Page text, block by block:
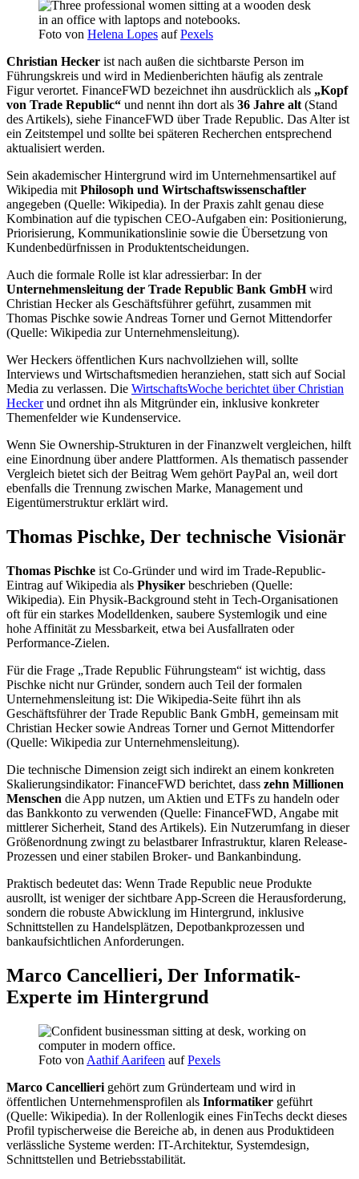
Foto von Helena Lopes aufPexels
Christian Hecker ist nach außen die sichtbarste Person im
Führungskreis und wird in Medienberichten häufig als zentrale
Figur verortet. FinanceFWD bezeichnet ihn ausdrücklich als „Kopf
von Trade Republic“ und nennt ihn dort als 36 Jahre alt(Stand
des Artikels), siehe FinanceFWD über Trade Republic. Das Alter ist
ein Zeitstempel und sollte bei späteren Recherchen entsprechend
aktualisiert werden.
Sein akademischer Hintergrund wird im Unternehmensartikel auf
Wikipedia mitPhilosoph und Wirtschaftswissenschaftler
angegeben (Quelle: Wikipedia). In der Praxis zahlt genau diese
Kombination auf die typischen CEO-Aufgaben ein: Positionierung,
Priorisierung, Kommunikationslinie sowie die Übersetzung von
Kundenbedürfnissen in Produktentscheidungen.
Auch die formale Rolle ist klar adressierbar: In der
Unternehmensleitung der Trade Republic Bank GmbHwird
Christian Hecker als Geschäftsführer geführt, zusammen mit
Thomas Pischke sowie Andreas Torner und Gernot Mittendorfer
(Quelle: Wikipedia zur Unternehmensleitung).
Wer Heckers öffentlichen Kurs nachvollziehen will, sollte
Interviews und Wirtschaftsmedien heranziehen, statt sich auf Social
Media zu verlassen. Die WirtschaftsWoche berichtet über Christian
Heckerund ordnet ihn als Mitgründer ein, inklusive konkreter
Themenfelder wie Kundenservice.
Wenn Sie Ownership-Strukturen in der Finanzwelt vergleichen, hilft
eine Einordnung über andere Plattformen. Als thematisch passender
Vergleich bietet sich der Beitrag Wem gehört PayPal an, weil dort
ebenfalls die Trennung zwischen Marke, Management und
Eigentümerstruktur erklärt wird.
Thomas Pischke, Der technische Visionär
Thomas Pischke ist Co-Gründer und wird im Trade-Republic-
Eintrag auf Wikipedia als Physiker beschrieben (Quelle:
Wikipedia). Ein Physik-Background steht in Tech-Organisationen
oft für ein starkes Modelldenken, saubere Systemlogik und eine
hohe Affinität zu Messbarkeit, etwa bei Ausfallraten oder
Performance-Zielen.
Für die Frage „Trade Republic Führungsteam“ ist wichtig, dass
Pischke nicht nur Gründer, sondern auch Teil der formalen
Unternehmensleitung ist: Die Wikipedia-Seite führt ihn als
Geschäftsführer der Trade Republic Bank GmbH, gemeinsam mit
Christian Hecker sowie Andreas Torner und Gernot Mittendorfer
(Quelle: Wikipedia zur Unternehmensleitung).
Die technische Dimension zeigt sich indirekt an einem konkreten
Skalierungsindikator: FinanceFWD berichtet, dass zehn Millionen
Menschen die App nutzen, um Aktien und ETFs zu handeln oder
das Bankkonto zu verwenden (Quelle: FinanceFWD, Angabe mit
mittlerer Sicherheit, Stand des Artikels). Ein Nutzerumfang in dieser
Größenordnung zwingt zu belastbarer Infrastruktur, klaren Release-
Prozessen und einer stabilen Broker- und Bankanbindung.
Praktisch bedeutet das: Wenn Trade Republic neue Produkte
ausrollt, ist weniger der sichtbare App-Screen die Herausforderung,
sondern die robuste Abwicklung im Hintergrund, inklusive
Schnittstellen zu Handelsplätzen, Depotbankprozessen und
bankaufsichtlichen Anforderungen.
Marco Cancellieri, Der Informatik-
Experte im Hintergrund
Foto von Aathif Aarifeen aufPexels
Marco Cancellieri gehört zum Gründerteam und wird in
öffentlichen Unternehmensprofilen als Informatiker geführt
(Quelle: Wikipedia). In der Rollenlogik eines FinTechs deckt dieses
Profil typischerweise die Bereiche ab, in denen aus Produktideen
verlässliche Systeme werden: IT-Architektur, Systemdesign,
Schnittstellen und Betriebsstabilität.